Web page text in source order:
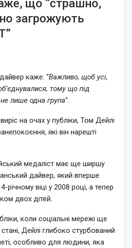
що “страшно,
загрожують
каже: “Важливо, щоб усі,
тому що під
лише одна група“.
на очах у публіки, Том Дейлі
які він нарешті
медаліст має ще ширшу
дайвер, який вперше
річному віці у 2008 році, а тепер
двох дітей.
коли соціальні мережі ще
Дейлі глибоко стурбований
особливо для людини, яка